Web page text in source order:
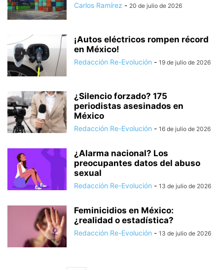
Carlos Ramírez - 20 de julio de 2026
¡Autos eléctricos rompen récord
en México!
Redacción Re-Evolución - 19 de julio de 2026
¿Silencio forzado? 175
periodistas asesinados en
México
Redacción Re-Evolución - 16 de julio de 2026
¿Alarma nacional? Los
preocupantes datos del abuso
sexual
Redacción Re-Evolución - 13 de julio de 2026
Feminicidios en México:
¿realidad o estadística?
Redacción Re-Evolución - 13 de julio de 2026